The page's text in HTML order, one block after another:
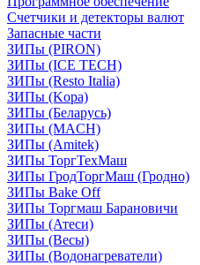
Счетчики и детекторы валют
Запасные части
ЗИПы (PIRON)
ЗИПы (ICE TECH)
ЗИПы (Resto Italia)
ЗИПы (Kopa)
ЗИПы (Беларусь)
ЗИПы (MACH)
ЗИПы (Amitek)
ЗИПы ТоргТехМаш
ЗИПы ГродТоргМаш (Гродно)
ЗИПы Bake Off
ЗИПы Торгмаш Барановичи
ЗИПы (Атеси)
ЗИПы (Весы)
ЗИПы (Водонагреватели)